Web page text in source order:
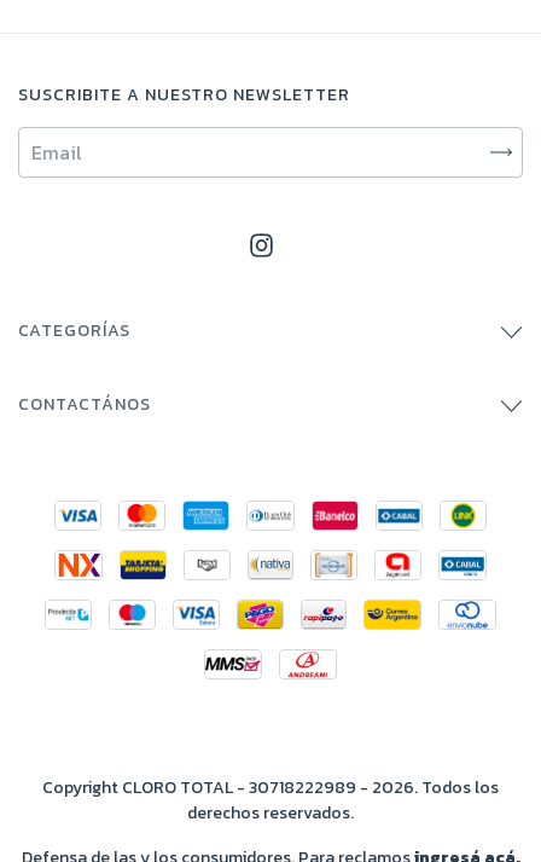
SUSCRIBITE A NUESTRO NEWSLETTER
CATEGORÍAS
CONTACTÁNOS
Copyright CLORO TOTAL - 30718222989 - 2026. Todos los
derechos reservados.